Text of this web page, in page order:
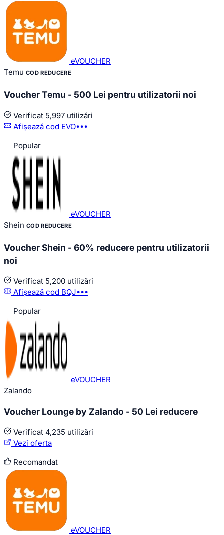
eVOUCHER
Temu COD REDUCERE
Voucher Temu - 500 Lei pentru utilizatorii noi
Verificat 5,997 utilizări
Afișează cod EVO•••
Popular
eVOUCHER
Shein COD REDUCERE
Voucher Shein - 60% reducere pentru utilizatorii
noi
Verificat 5,200 utilizări
Afișează cod BQJ•••
Popular
eVOUCHER
Zalando
Voucher Lounge by Zalando - 50 Lei reducere
Verificat 4,235 utilizări
Vezi oferta
Recomandat
eVOUCHER